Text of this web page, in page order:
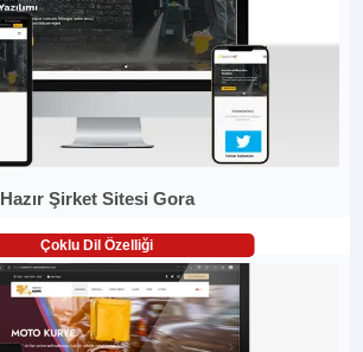
Hazır Şirket Sitesi Gora
Çoklu Dil Özelliği